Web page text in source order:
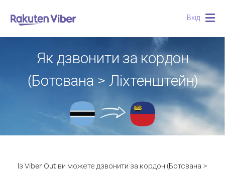
Вхід
Як дзвонити за кордон
(Ботсвана > Ліхтенштейн)
Із Viber Out ви можете дзвонити за кордон (Ботсвана >